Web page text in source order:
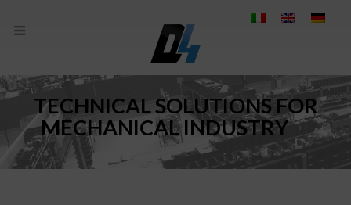
TECHNICAL SOLUTIONS FOR
MECHANICAL INDUSTRY